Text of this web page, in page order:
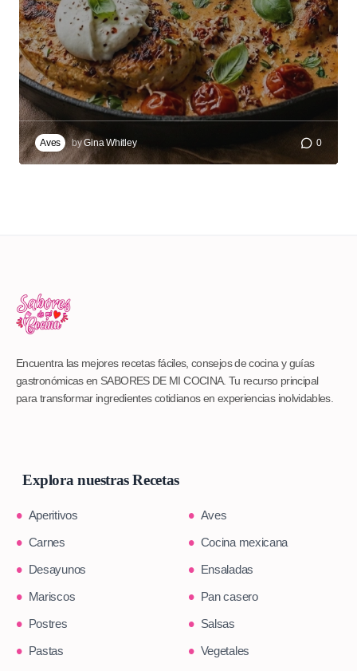
Aves byGina Whitley 0
Encuentra las mejores recetas fáciles, consejos de cocina y guías
gastronómicas en SABORES DE MI COCINA. Tu recurso principal
para transformar ingredientes cotidianos en experiencias inolvidables.
Explora nuestras Recetas
Aperitivos
Aves
Carnes
Cocina mexicana
Desayunos
Ensaladas
Mariscos
Pan casero
Postres
Salsas
Pastas
Vegetales